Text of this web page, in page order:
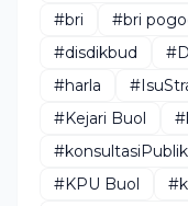
#bri
#bri
#disdikbud
#harla
#Kejari Buol
#KPU Buol